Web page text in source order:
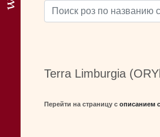
Terra Limburgia
Перейти на страницу с описанием